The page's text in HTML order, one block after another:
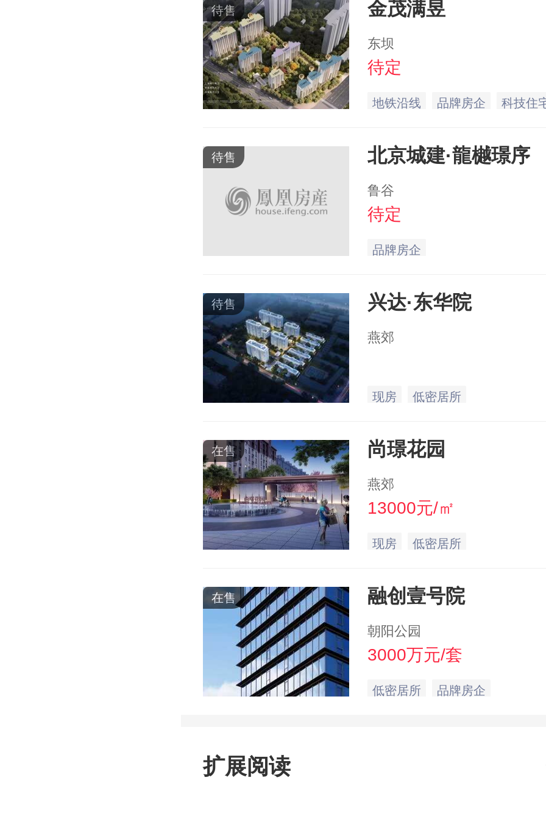
待售 金茂满昱
东坝
待定
地铁沿线 品牌房企 科技住
待售 北京城建·龍樾璟序
鲁谷
待定
品牌房企
待售 兴达·东华院
燕郊
现房 低密居所
在售 尚璟花园
燕郊
13000元/㎡
现房 低密居所
在售 融创壹号院
朝阳公园
3000万元/套
低密居所 品牌房企
扩展阅读